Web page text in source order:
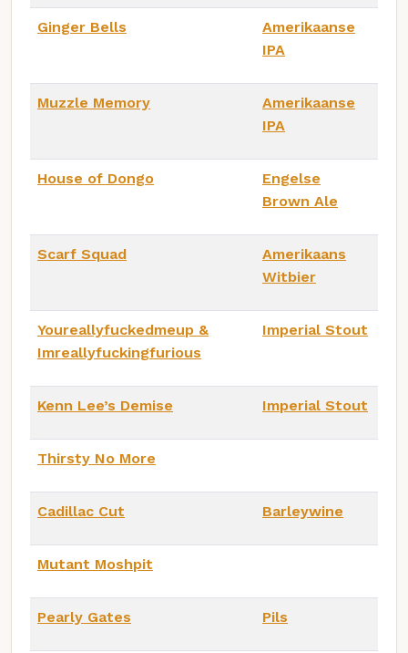
Ginger Bells
Amerikaanse
IPA
Muzzle Memory
Amerikaanse
IPA
House of Dongo
Engelse
Brown Ale
Scarf Squad
Amerikaans
Witbier
Youreallyfuckedmeup &
Imreallyfuckingfurious
Imperial Stout
Kenn Lee’s Demise Imperial Stout
Thirsty No More
Cadillac Cut Barleywine
Mutant Moshpit
Pearly Gates Pils